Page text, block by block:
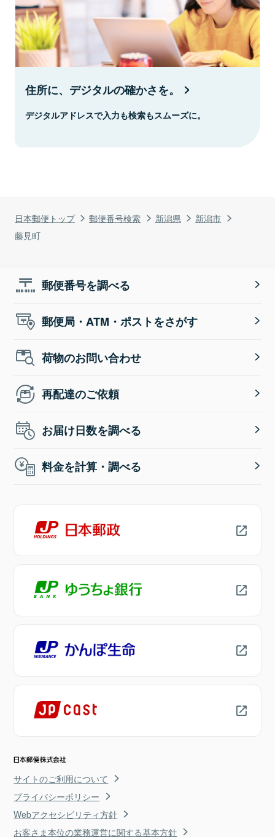
日本郵便トップ 郵便番号検索 新潟県
新潟市
藤見町
住所に、デジタルの確かさを。
デジタルアドレスで入力も検索もスムーズに。
郵便番号を調べる
郵便局・ATM・ポストをさがす
荷物のお問い合わせ
再配達のご依頼
お届け日数を調べる
料金を計算・調べる
サイトのご利用について
プライバシーポリシー
Webアクセシビリティ方針
お客さま本位の業務運営に関する基本方針